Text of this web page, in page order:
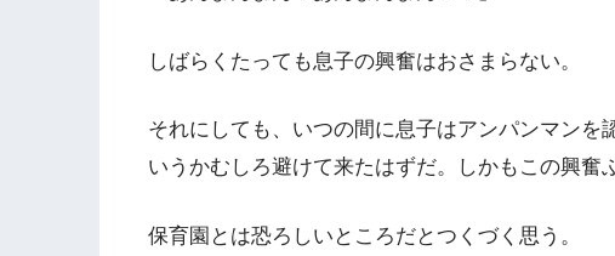
しばらくたっても息子の興奮はおさまらない。
それにしても、いつの間に息子はアンパンマンを
いうかむしろ避けて来たはずだ。しかもこの興奮
保育園とは恐ろしいところだとつくづく思う。